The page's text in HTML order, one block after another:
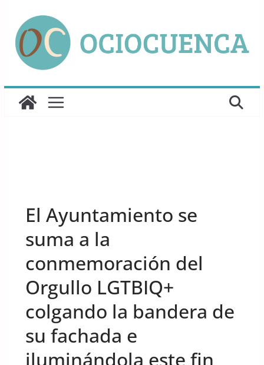
contenido
El Ayuntamiento se
suma a la
conmemoración del
Orgullo LGTBIQ+
colgando la bandera de
su fachada e
iluminándola este fin